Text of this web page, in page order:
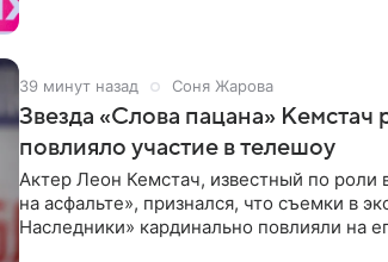
39 минут назад Соня Жарова
Звезда «Слова пацана» Кемстач
повлияло участие в телешоу
Актер Леон Кемстач, известный по роли
на асфальте», признался, что съемки в
Наследники» кардинально повлияли на